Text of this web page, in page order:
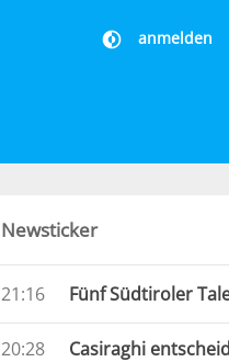
anmelden
Newsticker
21:16
20:28